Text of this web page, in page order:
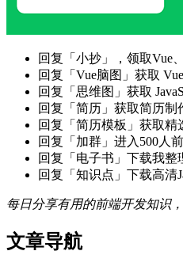
回复「小抄」，领取Vue
回复「Vue脑图」获取
回复「思维图」获取
回复「简历」获取简历制
回复「简历模板」获取精
回复「加群」进入500人
回复「电子书」下载我整
回复「知识点」下载高清
每日分享有用的前端开发知识
文章导航